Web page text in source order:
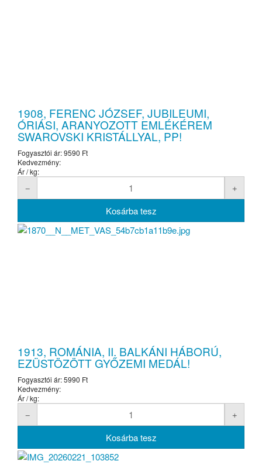
1908, FERENC JÓZSEF, JUBILEUMI,
ÓRIÁSI, ARANYOZOTT EMLÉKÉREM
SWAROVSKI KRISTÁLLYAL, PP!
Fogyasztói ár:9590 Ft
Kedvezmény:
Ár / kg:
1913, ROMÁNIA, II. BALKÁNI HÁBORÚ,
EZÜSTÖZÖTT GYŐZEMI MEDÁL!
Fogyasztói ár:5990 Ft
Kedvezmény:
Ár / kg: